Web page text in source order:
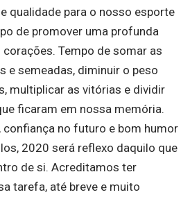
qualidade para o nosso esporte
de promover uma profunda
Tempo de somar as
e semeadas, diminuir o peso
multiplicar as vitórias e dividir
ficaram em nossa memória.
confiança no futuro e bom humor
2020 será reflexo daquilo que
de si. Acreditamos ter
tarefa, até breve e muito